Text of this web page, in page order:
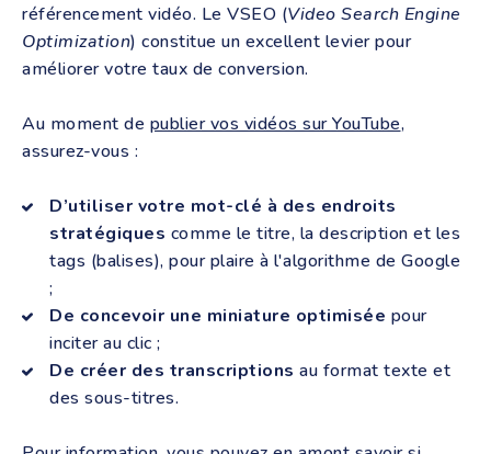
référencement vidéo. Le VSEO (Video Search Engine
Optimization) constitue un excellent levier pour
améliorer votre taux de conversion.
Au moment de publier vos vidéos sur YouTube,
assurez-vous :
D’utiliser votre mot-clé à des endroits
stratégiques comme le titre, la description et les
tags (balises), pour plaire à l'algorithme de Google
;
De concevoir une miniature optimisée pour
inciter au clic ;
De créer des transcriptions au format texte et
des sous-titres.